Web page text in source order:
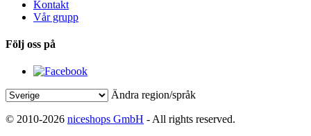
Kontakt
Vår grupp
Följ oss på
Ändra region/språk
© 2010-2026 niceshops GmbH - All rights reserved.